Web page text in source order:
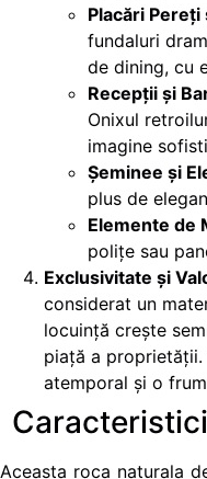
Placări
fundaluri
de dining, cu
Recepții și
Onixul
imagine
Șeminee și
plus de
Elemente de
polițe sau
Exclusivitate și
considerat un
locuință crește
piață a
atemporal și o
Aceasta roca naturala